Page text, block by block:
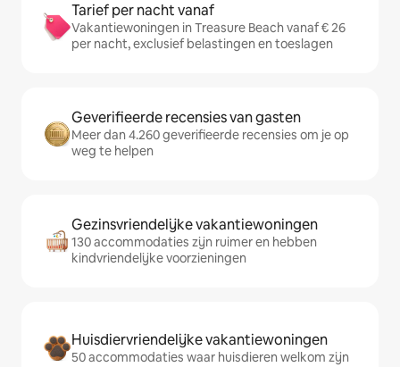
Tarief per nacht vanaf
Vakantiewoningen in Treasure Beach vanaf € 26
per nacht, exclusief belastingen en toeslagen
Geverifieerde recensies van gasten
Meer dan 4.260 geverifieerde recensies om je op
weg te helpen
Gezinsvriendelijke vakantiewoningen
130 accommodaties zijn ruimer en hebben
kindvriendelijke voorzieningen
Huisdiervriendelijke vakantiewoningen
50 accommodaties waar huisdieren welkom zijn